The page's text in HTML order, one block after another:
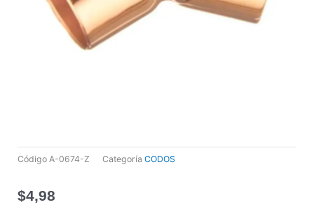
Código A-0674-Z Categoría CODOS
$4,98